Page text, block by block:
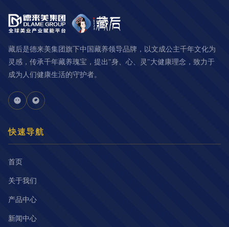
藏后是德来美集团旗下中国藏养领导品牌，以文成公主千年文化为
灵感，传承千年藏养瑰宝，提出"身、心、灵"大健康理念，致力于
成为人们健康生活的守护者。
快速导航
首页
关于我们
产品中心
新闻中心